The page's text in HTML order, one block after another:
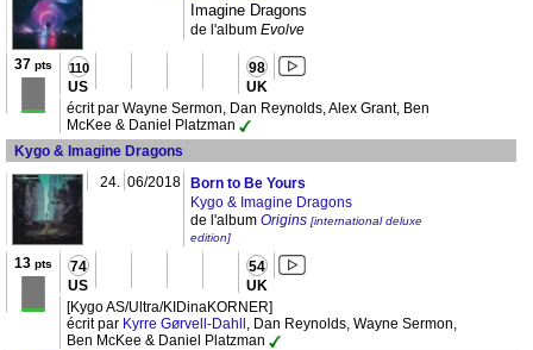
Imagine Dragons
de l'album Evolve
37 pts
110
US
98
UK
écrit par Wayne Sermon, Dan Reynolds, Alex Grant, Ben
McKee & Daniel Platzman
Kygo & Imagine Dragons
24. 06/2018
Born to Be Yours
Kygo & Imagine Dragons
de l'album Origins [international deluxe
edition]
13 pts 74
US
54
UK
[Kygo AS/Ultra/KIDinaKORNER]
écrit par Kyrre Gørvell-Dahll , Dan Reynolds, Wayne Sermon,
Ben McKee & Daniel Platzman